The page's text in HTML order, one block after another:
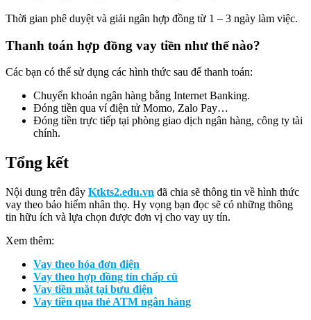
Thời gian phê duyệt và giải ngân hợp đồng từ 1 – 3 ngày làm việc.
Thanh toán hợp đồng vay tiền như thế nào?
Các bạn có thể sử dụng các hình thức sau để thanh toán:
Chuyển khoản ngân hàng bằng Internet Banking.
Đóng tiền qua ví điện tử Momo, Zalo Pay…
Đóng tiền trực tiếp tại phòng giao dịch ngân hàng, công ty tài
chính.
Tổng kết
Nội dung trên đây Ktkts2.edu.vn đã chia sẽ thông tin về hình thức
vay theo bảo hiểm nhân thọ. Hy vọng bạn đọc sẽ có những thông
tin hữu ích và lựa chọn được đơn vị cho vay uy tín.
Xem thêm:
Vay theo hóa đơn điện
Vay theo hợp đồng tín chấp cũ
Vay tiền mặt tại bưu điện
Vay tiền qua thẻ ATM ngân hàng